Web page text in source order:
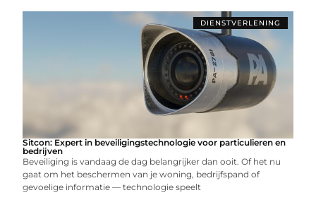
DIENSTVERLENING
Sitcon: Expert in beveiligingstechnologie voor particulieren en
bedrijven
Beveiliging is vandaag de dag belangrijker dan ooit. Of het nu
gaat om het beschermen van je woning, bedrijfspand of
gevoelige informatie — technologie speelt